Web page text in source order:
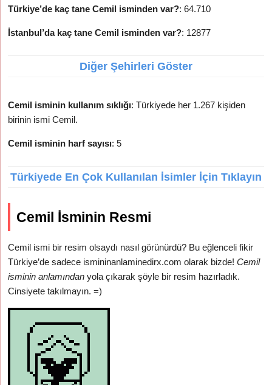
Türkiye’de kaç tane Cemil isminden var?: 64.710
İstanbul’da kaç tane Cemil isminden var?: 12877
Diğer Şehirleri Göster
Cemil isminin kullanım sıklığı: Türkiyede her 1.267 kişiden
birinin ismi Cemil.
Cemil isminin harf sayısı: 5
Türkiyede En Çok Kullanılan İsimler İçin Tıklayın
Cemil İsminin Resmi
Cemil ismi bir resim olsaydı nasıl görünürdü? Bu eğlenceli fikir
Türkiye’de sadece ismininanlaminedirx.com olarak bizde!Cemil
isminin anlamından yola çıkarak şöyle bir resim hazırladık.
Cinsiyete takılmayın. =)